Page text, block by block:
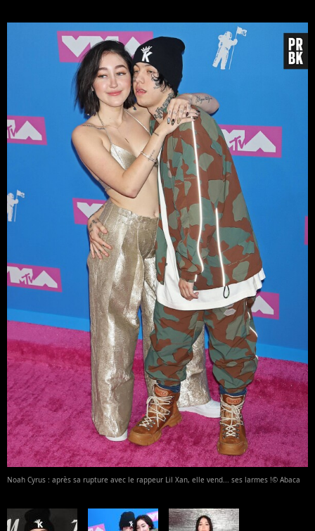
Noah Cyrus : après sa rupture avec le rappeur Lil Xan, elle vend... ses larmes !© Abaca